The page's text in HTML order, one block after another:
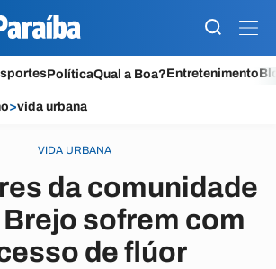
PolíticaQual a Boa?Entretenimento
>vida urbana
VIDA URBANA
da comunidade
sofrem com
de flúor